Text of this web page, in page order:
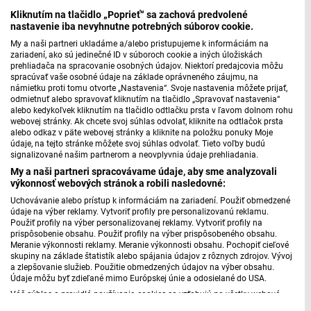
Kliknutím na tlačidlo „Poprieť“ sa zachová predvolené
nastavenie iba nevyhnutne potrebných súborov cookie.
My a naši partneri ukladáme a/alebo pristupujeme k informáciám na
zariadení, ako sú jedinečné ID v súboroch cookie a iných úložiskách
prehliadača na spracovanie osobných údajov. Niektorí predajcovia môžu
spracúvať vaše osobné údaje na základe oprávneného záujmu, na
námietku proti tomu otvorte „Nastavenia“. Svoje nastavenia môžete prijať,
odmietnuť alebo spravovať kliknutím na tlačidlo „Spravovať nastavenia“
alebo kedykoľvek kliknutím na tlačidlo odtlačku prsta v ľavom dolnom rohu
webovej stránky. Ak chcete svoj súhlas odvolať, kliknite na odtlačok prsta
alebo odkaz v päte webovej stránky a kliknite na položku ponuky Moje
údaje, na tejto stránke môžete svoj súhlas odvolať. Tieto voľby budú
signalizované našim partnerom a neovplyvnia údaje prehliadania.
My a naši partneri spracovávame údaje, aby sme analyzovali
výkonnosť webových stránok a robili nasledovné:
Uchovávanie alebo prístup k informáciám na zariadení. Použiť obmedzené
údaje na výber reklamy. Vytvoriť profily pre personalizovanú reklamu.
Použiť profily na výber personalizovanej reklamy. Vytvoriť profily na
prispôsobenie obsahu. Použiť profily na výber prispôsobeného obsahu.
Meranie výkonnosti reklamy. Meranie výkonnosti obsahu. Pochopiť cieľové
skupiny na základe štatistík alebo spájania údajov z rôznych zdrojov. Vývoj
a zlepšovanie služieb. Použitie obmedzených údajov na výber obsahu.
Údaje môžu byť zdieľané mimo Európskej únie a odosielané do USA.
Váš súhlas a pravidlá používania cookies sa vzťahujú na všetky webové
Hostia relácie v roku 2010 (PDF, 34kB)
Hostia relácie v roku 2011 (PDF, 57kB)
Hostia relácie v roku 2012 (PDF, 18kB)
Hostia relácie v roku 2013 (PDF, 24kB)
Hostia relácie v roku 2014 (PDF, 102kB)
Hostia relácie v roku 2015 (PDF, 181kB)
Hostia relácie v roku 2016 (PDF, 189kB)
Hostia relácie v roku 2017 (PDF, 329kB)
Hostia relácie v roku 2018 (PDF, 186kB)
Hostia relácie v roku 2019 (PDF, 362kB)
Hostia relácie v roku 2020 (PDF, 361kB)
Hostia relácie v roku 2021 (PDF, 362kB)
Hostia relácie v roku 2022 (PDF, 362kB)
Hostia relácie v roku 2023 (PDF, 361kB)
Hostia relácie v roku 2024 (PDF, 361kB)
Hostia relácie v roku 2025 (PDF, 363kB)